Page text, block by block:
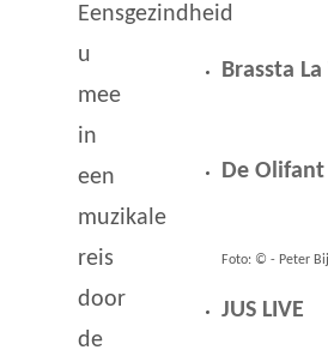
Eensgezindheid
u
mee
in
een
muzikale
reis
door
de
Brassta
De Olifant
Foto: © - Peter
JUS LIVE